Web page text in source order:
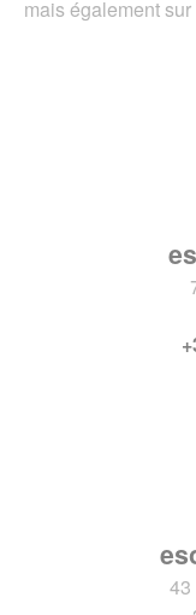
mais également
43